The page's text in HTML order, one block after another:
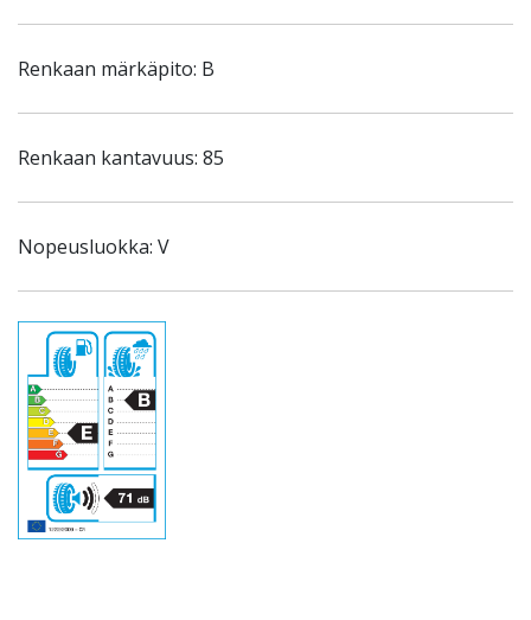
Renkaan märkäpito: B
Renkaan kantavuus: 85
Nopeusluokka: V